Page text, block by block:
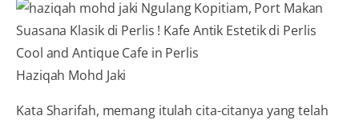
Haziqah Mohd Jaki
Kata Sharifah, memang itulah cita-citanya yang telah